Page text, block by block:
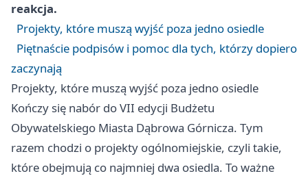
reakcja.
Projekty, które muszą wyjść poza jedno osiedle
Piętnaście podpisów i pomoc dla tych, którzy dopiero
zaczynają
Projekty, które muszą wyjść poza jedno osiedle
Kończy się nabór do VII edycji Budżetu
Obywatelskiego Miasta Dąbrowa Górnicza. Tym
razem chodzi o projekty ogólnomiejskie, czyli takie,
które obejmują co najmniej dwa osiedla. To ważne